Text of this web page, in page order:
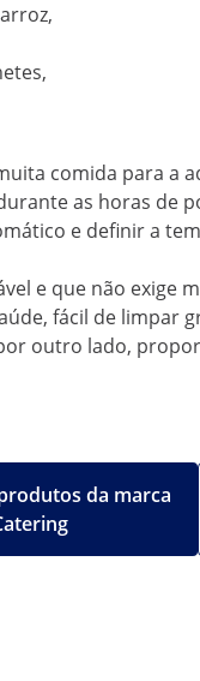
comida para a
as horas de
e definir a
e que não exige
fácil de limpar
outro lado,
da marca